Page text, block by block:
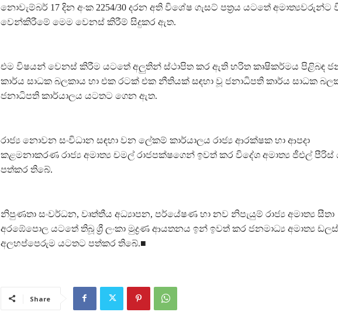
නොවැම්බර් 17 දින අංක 2254/30 දරන අති විශේෂ ගැසට් පත්‍රය යටතේ
වෙන්කිරීමේ මෙම වෙනස් කිරීම් සිදුකර ඇත.
එම විෂයන් වෙනස් කිරීම යටතේ අලුතින් ස්ථාපිත කර ඇති හරිත කෘෂිකර්මය පිළිබඳ
කාර්ය සාධක බලකාය හා එක රටක් එක නීතියක් සඳහා වූ ජනාධිපති කාර්ය සාධක
ජනාධිපති කාර්යාලය යටතට ගෙන ඇත.
රාජ්‍ය නොවන සංවිධාන සඳහා වන ලේකම් කාර්යාලය රාජ්‍ය ආරක්ෂක හා ආපදා
කළමනාකරණ රාජ්‍ය අමාත්‍ය චමල් රාජපක්ෂගෙන් ඉවත් කර විදේශ අමාත්‍ය ජීඑල් පීරිස්
පත්කර තිබේ.
නිපුණතා සංවර්ධන, වෘත්තීය අධ්‍යාපන, පර්යේෂණ හා නව නිපැයුම් රාජ්‍ය අමාත්‍ය සීතා
අරඹේපොල යටතේ තිබූ ශ්‍රී ලංකා මුද්‍රණ ආයතනය ඉන් ඉවත් කර ජනමාධ්‍ය අමාත්‍ය ඩලස්
අලහප්පෙරුම යටතට පත්කර තිබේ.■
Share